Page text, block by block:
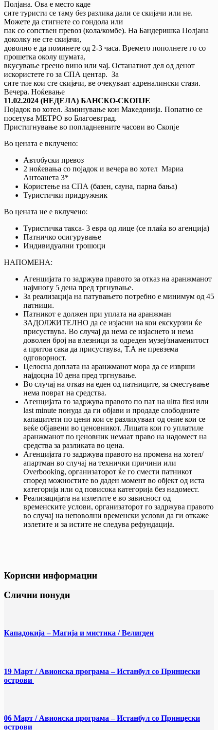
Полјана. Ова е место каде
сите туристи се таму без разлика дали се скијачи или не.
Можете да стигнете со гондола или
пак со сопствен превоз (кола/комбе). На Бандеришка Полјана
доколку не сте скијачи,
доволно е да поминете од 2-3 часа. Времето пополнете го со
прошетка околу шумата,
вкусување греено вино или чај. Останатиот дел од денот
искористете го за СПА центар. За
сите тие кои сте скијачи, ве очекуваат адреналински стази.
Вечера. Ноќевање
11.02.2024 (НЕДЕЛА) БАНСКО-СКОПЈЕ
Појадок во хотел. Заминување кон Mакедонија. Попатно се
посетува МЕТРО во Благоевград.
Пристигнување во попладневните часови во Скопје
Во цената е вклучено:
Автобуски превоз
2 ноќевања со појадок и вечера во хотел Мариа
Антоанета 3*
Користење на СПА (базен, сауна, парна бања)
Туристички придружник
Во цената не е вклучено:
Туристичка такса- 3 евра од лице (се плаќа во агенција)
Патничко осигурување
Индивидуални трошоци
НАПОМЕНА:
Агенцијата го задржува правото за отказ на аранжманот
најмногу 5 дена пред тргнување.
За реализација на патувањето потребно е минимум од 45
патници.
Патникот е должен при уплата на аранжман
ЗАДОЛЖИТЕЛНО да се изјасни на кои екскурзии ќе
присуствува. Во случај да нема се изјаснето и нема
доволен број на влезници за одреден музеј/знаменитост
а притоа сака да присуствува, Т.А не превзема
одговорност.
Целосна доплата на аранжманот мора да се изврши
најдоцна 10 дена пред тргнување.
Во случај на отказ на еден од патниците, за сместување
нема поврат на средства.
Агенцијата го задржува правото по пат на ultra first или
last minute понуда да ги објави и продаде слободните
капацитети по цени кои се разликуваат од оние кои се
веќе објавени во ценовникот. Лицата кои го уплатиле
аранжманот по ценовник немаат право на надомест на
средства за разликата во цена.
Агенцијата го задржува правото на промена на хотел/
апартман во случај на технички причини или
Overbooking, организаторот ќе го смести патникот
според можностите во даден момент во објект од иста
категорија или од повисока категорија без надомест.
Реализацијата на излетите е во зависност од
временските услови, организаторот го задржува правото
во случај на неповолни временски услови да ги откаже
излетите и за истите не следува рефундација.
Корисни информации
Слични понуди
Кападокија – Магија и мистика / Велигден
19 Март / Aвионска програма – Истанбул со Принцески
острови
06 Март / Aвионска програма – Истанбул со Принцески
острови